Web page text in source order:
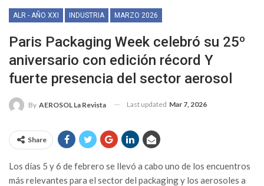
ALR - AÑO XXI INDUSTRIA MARZO 2026
Paris Packaging Week celebró su 25º
aniversario con edición récord Y
fuerte presencia del sector aerosol
By AEROSOL La Revista Last updated Mar 7, 2026
Share
Los días 5 y 6 de febrero se llevó a cabo uno de los encuentros
más relevantes para el sector del packaging y los aerosoles a